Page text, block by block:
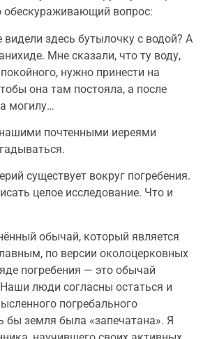
обескураживающий вопрос:
здесь бутылочку с водой? А
Мне сказали, что ту воду,
нужно принести на
она там постояла, а после
могилу…
почтенными иереями
существует вокруг погребения.
целое исследование. Что и
обычай, который является
по версии околоцерковных
погребения — это обычай
люди согласны остаться и
погребального
бы земля была «запечатана». Я